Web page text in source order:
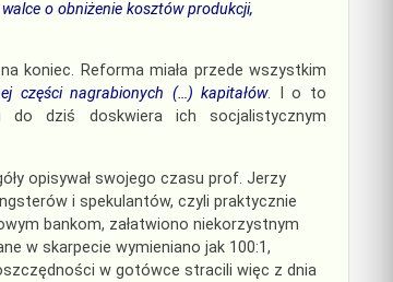
o obniżenie kosztów produkcji,
koniec. Reforma miała przede wszystkim
części nagrabionych (…) kapitałów. I o to
i do dziś doskwiera ich socjalistycznym
opisywał swojego czasu prof. Jerzy
i spekulantów, czyli praktycznie
bankom, załatwiono niekorzystnym
w skarpecie wymieniano jak 100:1,
w gotówce stracili więc z dnia